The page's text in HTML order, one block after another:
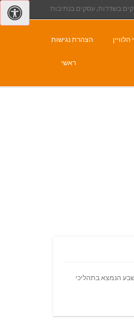
בשדרות, עסקים בנתיבות
הצהרת נגישות
ראשי
628. כבוד הרב הינו הרב היחידי בעיר באר שבע הנמצא בתהליכי